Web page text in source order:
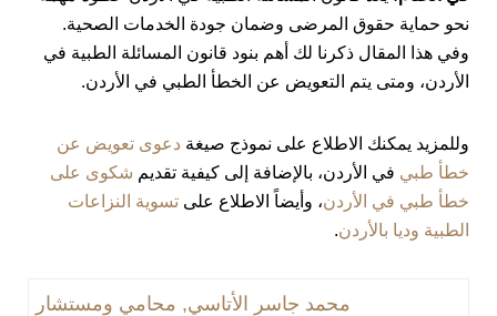
نحو حماية حقوق المرضى وضمان جودة الخدمات الصحية.
وفي هذا المقال ذكرنا لك أهم بنود قانون المسائلة الطبية في
الأردن، ومتى يتم التعويض عن الخطأ الطبي في الأردن.
وللمزيد يمكنك الاطلاع على نموذج صيغة دعوى تعويض عن
خطأ طبي في الأردن، بالإضافة إلى كيفية تقديم شكوى على
خطأ طبي في الأردن، وأيضاً الاطلاع على تسوية النزاعات
الطبية وديا بالأردن.
محمد جاسر الأتاسي, محامي ومستشار